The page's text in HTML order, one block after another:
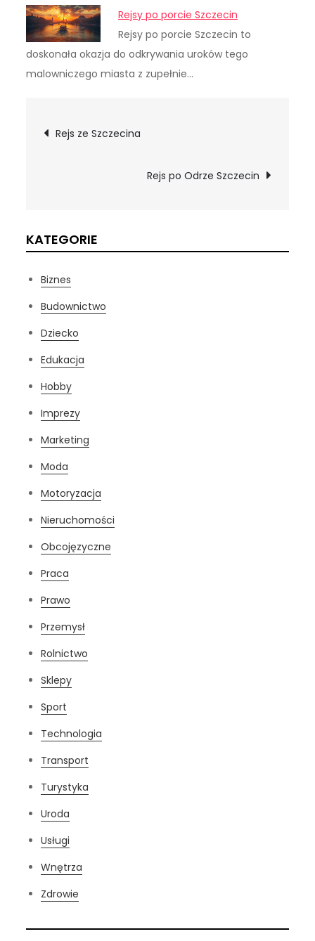
Rejsy po porcie Szczecin
Rejsy po porcie Szczecin to
doskonała okazja do odkrywania uroków tego
malowniczego miasta z zupełnie…
Nawigacja
Rejs ze Szczecina
Rejs po Odrze Szczecin
KATEGORIE
Biznes
Budownictwo
Dziecko
Edukacja
Hobby
Imprezy
Marketing
Moda
Motoryzacja
Nieruchomości
Obcojęzyczne
Praca
Prawo
Przemysł
Rolnictwo
Sklepy
Sport
Technologia
Transport
Turystyka
Uroda
Usługi
Wnętrza
Zdrowie